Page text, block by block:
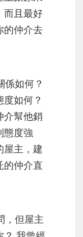
而且最好
的仲介去
係如何？
如何？
介幫他銷
態度強
屋主，建
的仲介直
，但屋主